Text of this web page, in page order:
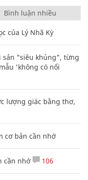
Bình luận nhiều
của Lý Nhã Kỳ
sản "siêu khủng", từng
'không có nổi
lượng giác bằng thơ,
cơ bản cần nhớ
cần nhớ 106